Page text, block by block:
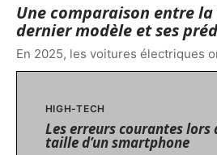
Une comparaison entre
dernier modèle et ses
En 2025, les voitures électriques
HIGH-TECH
Les erreurs courantes lors
taille d’un smartphone